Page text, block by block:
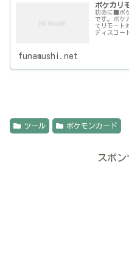
ポケカリ
初めに■ポ
です。ポケ
てリモート
ディスコー
funamushi.net
ツール ポケモンカード
スポン